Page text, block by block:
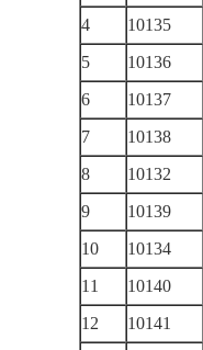
4
10135
5
10136
6
10137
7
10138
8
10132
9
10139
10
10134
11
10140
12
10141